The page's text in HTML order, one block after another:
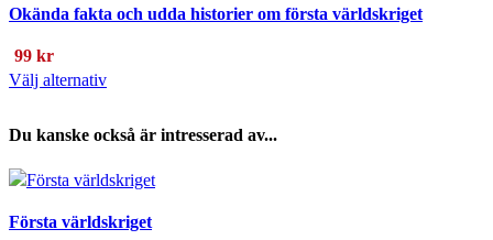
Okända fakta och udda historier om första världskriget
99 kr
Välj alternativDen
produkten
flera
De
Du kanske också är intresserad av...
Första världskriget